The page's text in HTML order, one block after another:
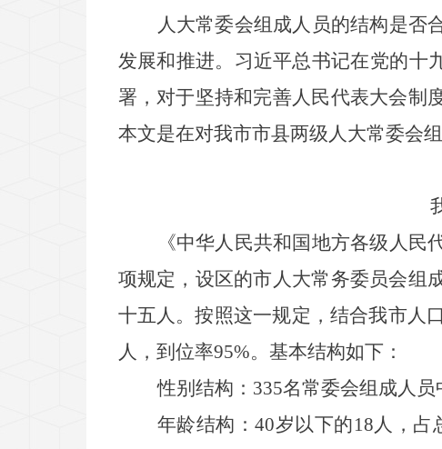
人大常委会组成人员的结构是否
发展和推进。习近平总书记在党的十
署，对于坚持和完善人民代表大会制
本文是在对我市市县两级人大常委会
《中华人民共和国地方各级人
项规定，设区的市人大常务委员会组
十五人。按照这一规定，结合我市人
人，到位率95%。基本结构如下：
性别结构： 335名常委会组成人员
年龄结构：40岁以下的18人，占